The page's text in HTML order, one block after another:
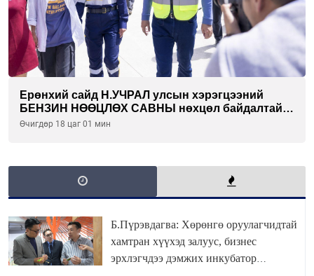
Ерөнхий сайд Н.УЧРАЛ улсын хэрэгцээний
БЕНЗИН НӨӨЦЛӨХ САВНЫ нөхцөл байдалтай
танилцлаа
Өчигдөр 18 цаг 01 мин
Б.Пүрэвдагва: Хөрөнгө оруулагчидтай
хамтран хүүхэд залуус, бизнес
эрхлэгчдээ дэмжих инкубатор